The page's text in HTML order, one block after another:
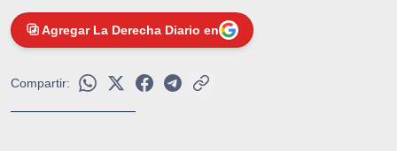
Agregar La Derecha Diario en
Compartir: